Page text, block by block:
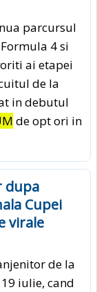
parcursul
4 si
ai etapei
de la
in debutul
de opt ori in
dupa
Cupei
virale
de la
iulie, cand